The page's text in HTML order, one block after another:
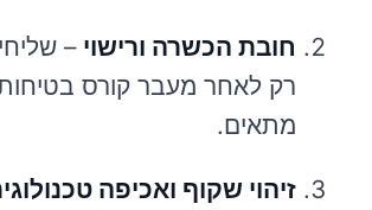
חובת הכשרה ורישוי –
רק לאחר מעבר קורס בטיחות
מתאים.
זיהוי שקוף ואכיפה